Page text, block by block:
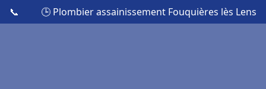
📞 🕒 Plombier assainissement Fouquières lès Lens